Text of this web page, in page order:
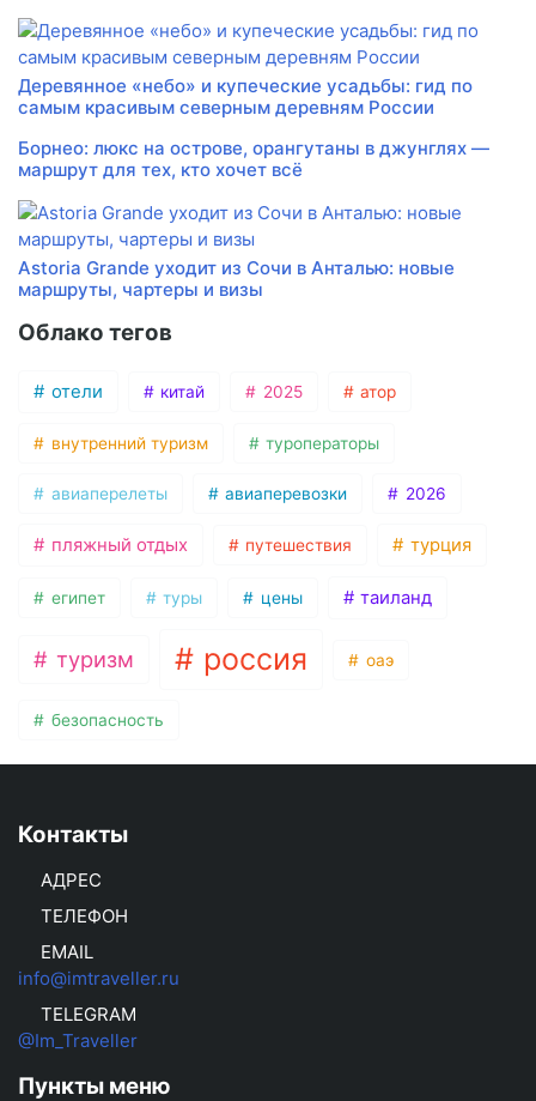
Деревянное «небо» и купеческие усадьбы: гид по
самым красивым северным деревням России
Борнео: люкс на острове, орангутаны в джунглях —
маршрут для тех, кто хочет всё
Astoria Grande уходит из Сочи в Анталью: новые
маршруты, чартеры и визы
Облако тегов
отели китай 2025 атор
внутренний туризм туроператоры
авиаперелеты авиаперевозки 2026
пляжный отдых путешествия турция
египет туры цены таиланд
туризм россия оаэ
безопасность
Контакты
АДРЕС
ТЕЛЕФОН
EMAIL
info@imtraveller.ru
TELEGRAM
@Im_Traveller
Пункты меню